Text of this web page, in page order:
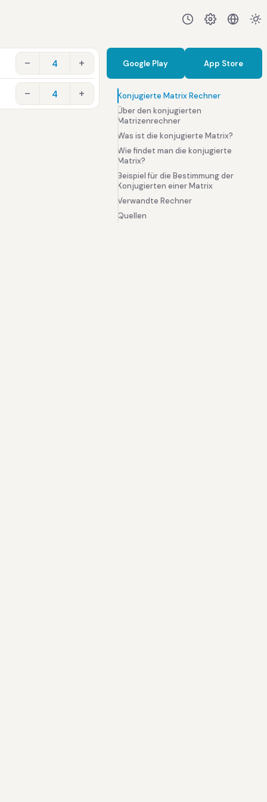
− +
− +
Google Play App Store
Konjugierte Matrix Rechner
Über den konjugierten
Matrizenrechner
Was ist die konjugierte Matrix?
Wie findet man die konjugierte
Matrix?
Beispiel für die Bestimmung der
Konjugierten einer Matrix
Verwandte Rechner
Quellen